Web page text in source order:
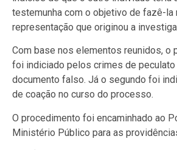
testemunha com o objetivo de fazê-la
representação que originou a
Com base nos elementos reunidos, o
foi indiciado pelos crimes de peculato
documento falso. Já o segundo foi
de coação no curso do processo.
O procedimento foi encaminhado ao
Ministério Público para as